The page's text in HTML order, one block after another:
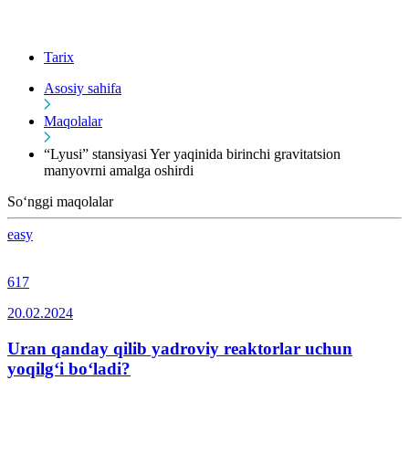
Tarix
Asosiy sahifa
Maqolalar
“Lyusi” stansiyasi Yer yaqinida birinchi gravitatsion
manyovrni amalga oshirdi
So‘nggi maqolalar
easy
617
20.02.2024
Uran qanday qilib yadroviy reaktorlar uchun
yoqilg‘i bo‘ladi?